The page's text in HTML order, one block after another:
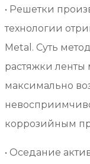
• Решетки
технологии
Metal. Суть
растяжки ленты
максимально
коррозийным
• Оседание